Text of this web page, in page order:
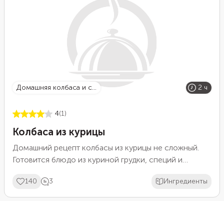
домашняя колбаса и с... 2 ч
4(1)
Колбаса из курицы
Домашний рецепт колбасы из курицы не сложный.
Готовится блюдо из куриной грудки, специй и
детского стола и диетического питания. Это
полностью натуральный продукт без жира,
140 3 Ингредиенты